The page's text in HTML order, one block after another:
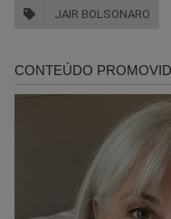
JAIR BOLSONARO